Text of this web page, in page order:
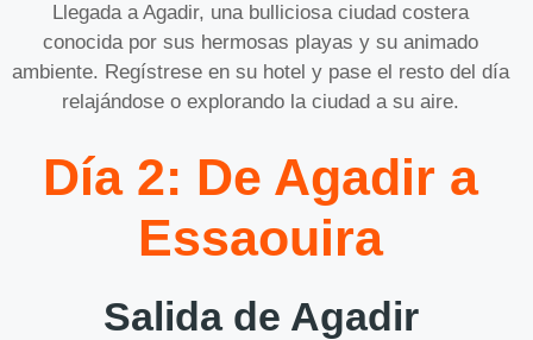
Llegada a Agadir, una bulliciosa ciudad costera
conocida por sus hermosas playas y su animado
ambiente. Regístrese en su hotel y pase el resto del día
relajándose o explorando la ciudad a su aire.
Día 2: De Agadir a
Essaouira
Salida de Agadir